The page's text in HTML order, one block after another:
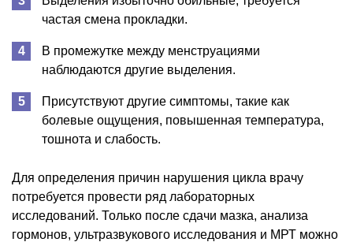
частая смена прокладки.
В промежутке между менструациями
наблюдаются другие выделения.
Присутствуют другие симптомы, такие как
болевые ощущения, повышенная температура,
тошнота и слабость.
Для определения причин нарушения цикла врачу
потребуется провести ряд лабораторных
исследований. Только после сдачи мазка, анализа
гормонов, ультразвукового исследования и МРТ можно